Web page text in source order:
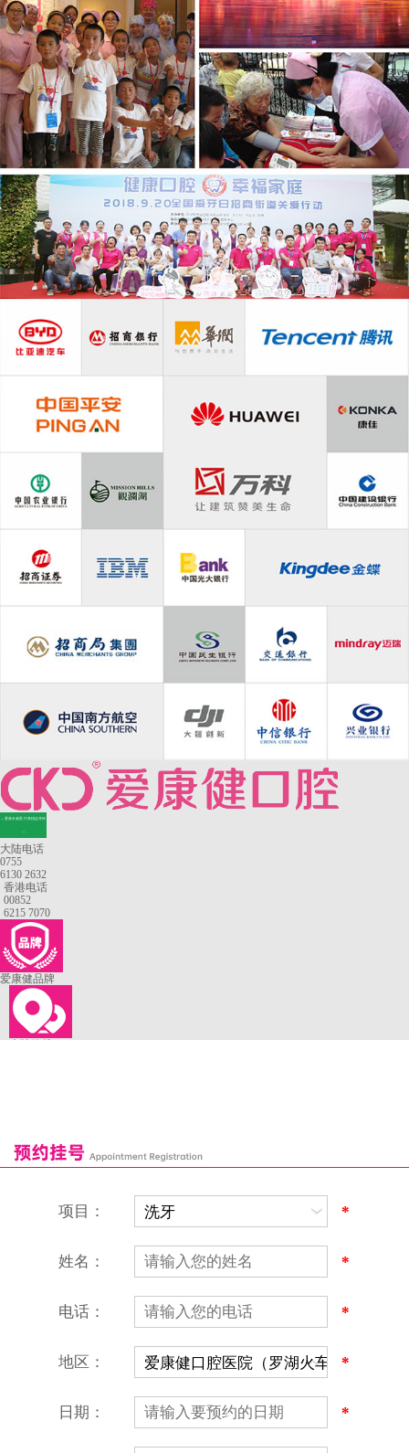
—香港长者医疗券指定牙科
大陆电话
0755
6130 2632
香港电话
00852
6215 7070
爱康健品牌
恒乐口腔诊所
富港口腔诊所
营业时间：9:00-18:00
（节假日照常上班）
项目： *
姓名： *
电话： *
地区： *
日期： *